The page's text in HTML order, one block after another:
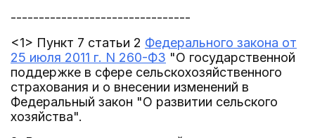
--------------------------------
<1> Пункт 7 статьи 2 Федерального закона от
25 июля 2011 г. N 260-ФЗ "О государственной
поддержке в сфере сельскохозяйственного
страхования и о внесении изменений в
Федеральный закон "О развитии сельского
хозяйства".